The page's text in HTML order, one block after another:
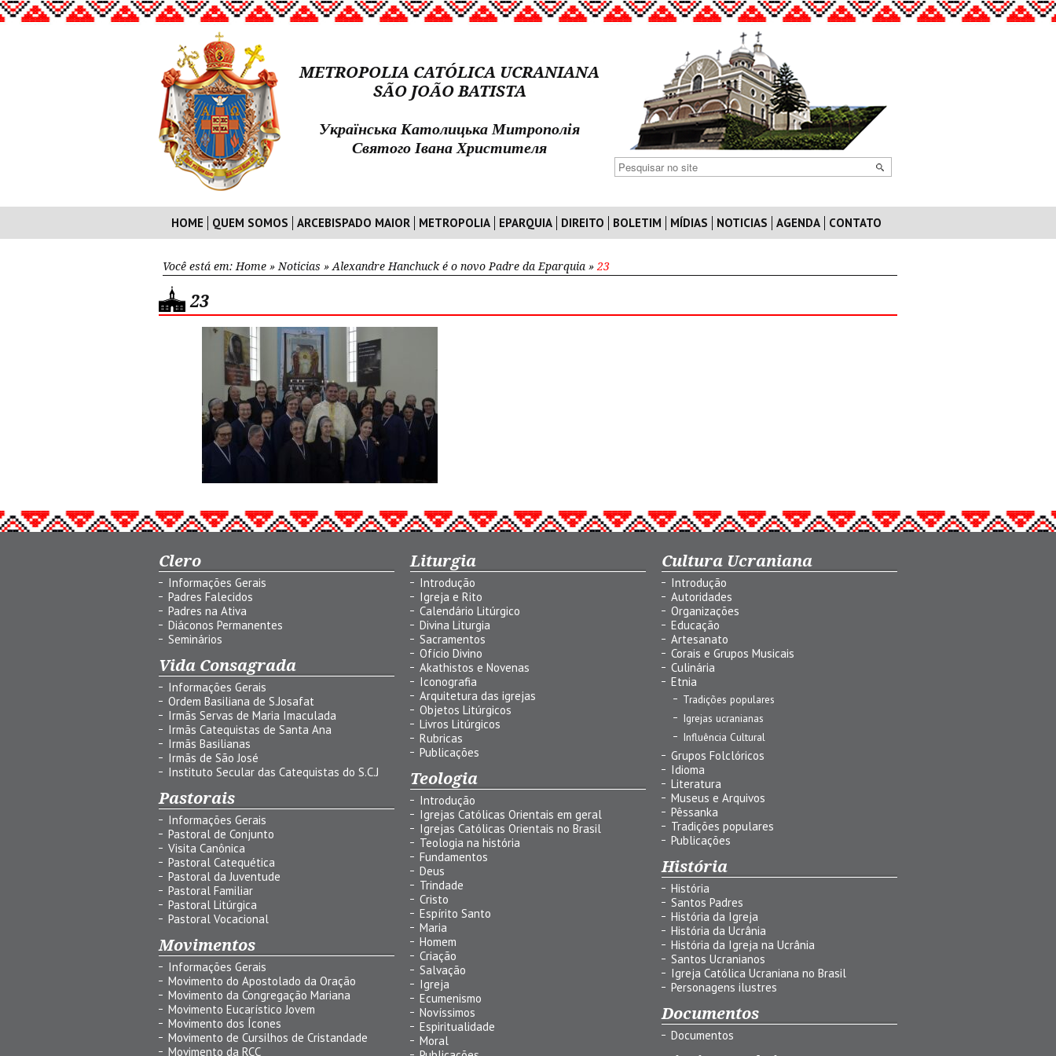
METROPOLIA CATÓLICA UCRANIANA
SÃO JOÃO BATISTA
Українська Католицька Митрополія
Святого Івана Христителя
HOME QUEM SOMOS ARCEBISPADO MAIOR METROPOLIA EPARQUIA DIREITO BOLETIM MÍDIAS NOTICIAS AGENDA CONTATO
Você está em: Home » Noticias » Alexandre Hanchuck é o novo Padre da Eparquia » 23
23
Clero
Informações Gerais
Padres Falecidos
Padres na Ativa
Diáconos Permanentes
Seminários
Vida Consagrada
Informações Gerais
Ordem Basiliana de S.Josafat
Irmãs Servas de Maria Imaculada
Irmãs Catequistas de Santa Ana
Irmãs Basilianas
Irmãs de São José
Instituto Secular das Catequistas do S.C.J
Pastorais
Informações Gerais
Pastoral de Conjunto
Visita Canônica
Pastoral Catequética
Pastoral da Juventude
Pastoral Familiar
Pastoral Litúrgica
Pastoral Vocacional
Movimentos
Informações Gerais
Movimento do Apostolado da Oração
Movimento da Congregação Mariana
Movimento Eucarístico Jovem
Movimento dos Ícones
Movimento de Cursilhos de Cristandade
Movimento da RCC
Liturgia
Introdução
Igreja e Rito
Calendário Litúrgico
Divina Liturgia
Sacramentos
Ofício Divino
Akathistos e Novenas
Iconografia
Arquitetura das igrejas
Objetos Litúrgicos
Livros Litúrgicos
Rubricas
Publicações
Teologia
Introdução
Igrejas Católicas Orientais em geral
Igrejas Católicas Orientais no Brasil
Teologia na história
Fundamentos
Deus
Trindade
Cristo
Espírito Santo
Maria
Homem
Criação
Salvação
Igreja
Ecumenismo
Novíssimos
Espiritualidade
Moral
Cultura Ucraniana
Introdução
Autoridades
Organizações
Educação
Artesanato
Corais e Grupos Musicais
Culinária
Etnia
Tradições populares
Igrejas ucranianas
Influência Cultural
Grupos Folclóricos
Idioma
Literatura
Museus e Arquivos
Pêssanka
Tradições populares
Publicações
História
História
Santos Padres
História da Igreja
História da Ucrânia
História da Igreja na Ucrânia
Santos Ucranianos
Igreja Católica Ucraniana no Brasil
Personagens ilustres
Documentos
Documentos